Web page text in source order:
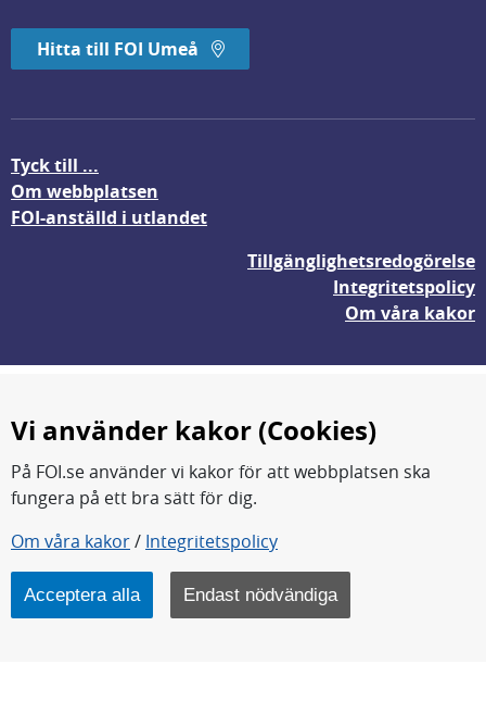
Hitta till FOI Umeå
Tyck till ...
Om webbplatsen
FOI-anställd i utlandet
Tillgänglighetsredogörelse
Integritetspolicy
Om våra kakor
FOI forskar för en säkrare värld.
teknikutveckling samt analyser och studier.
Myndigheten ligger under Försvarsdepartementet.
Vi använder kakor (Cookies)
På FOI.se använder vi kakor för att webbplatsen ska
fungera på ett bra sätt för dig.
Om våra kakor/ Integritetspolicy
Acceptera alla Endast nödvändiga